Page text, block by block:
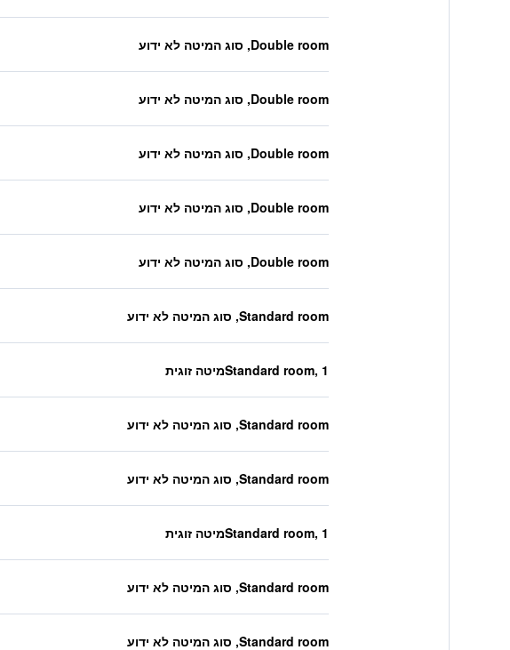
Double room, סוג המיטה לא ידוע
Double room, סוג המיטה לא ידוע
Double room, סוג המיטה לא ידוע
Double room, סוג המיטה לא ידוע
Double room, סוג המיטה לא ידוע
Standard room, סוג המיטה לא ידוע
Standard room, 1מיטה זוגית
Standard room, סוג המיטה לא ידוע
Standard room, סוג המיטה לא ידוע
Standard room, 1מיטה זוגית
Standard room, סוג המיטה לא ידוע
Standard room, סוג המיטה לא ידוע